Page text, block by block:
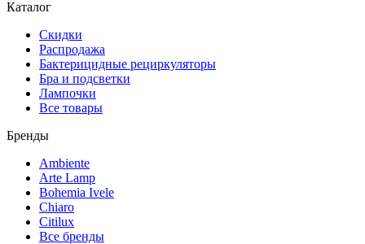
Каталог
Скидки
Распродажа
Бактерицидные рециркуляторы
Бра и подсветки
Лампочки
Все товары
Бренды
Ambiente
Arte Lamp
Bohemia Ivele
Chiaro
Citilux
Все бренды